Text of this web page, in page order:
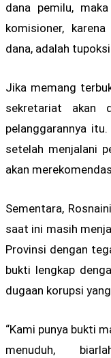
dana pemilu,
komisioner,
dana, adalah
Jika memang
sekretariat akan
pelanggarannya
setelah menjalani
akan
Sementara,
saat ini masih
Provinsi dengan
bukti lengkap
dugaan korupsi
“Kami punya bukti
menuduh,